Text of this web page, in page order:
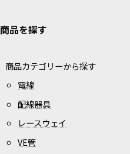
商品を探す
商品カテゴリーから探す
電線
配線器具
レースウェイ
VE管